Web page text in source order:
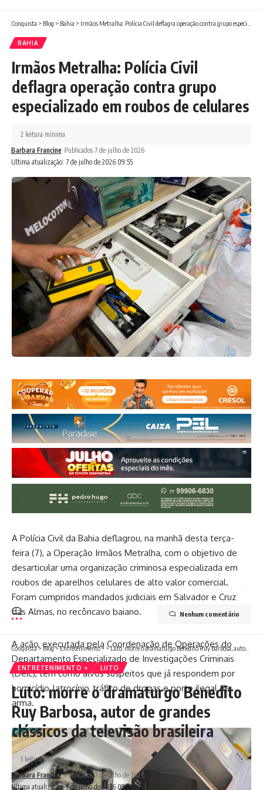
Conquista > Blog > Bahia > Irmãos Metralha: Polícia Civil deflagra operação contra grupo especializado em roubos de celulares
BAHIA
Irmãos Metralha: Polícia Civil
deflagra operação contra grupo
especializado em roubos de celulares
Ultima atualização: 7 de julho de 2026 09:55
Barbara Francine Publicados 7 de julho de 2026
2 leitura mínima
A Polícia Civil da Bahia deflagrou, na manhã desta terça-
feira (7), a Operação Irmãos Metralha, com o objetivo de
desarticular uma organização criminosa especializada em
roubos de aparelhos celulares de alto valor comercial.
Foram cumpridos mandados judiciais em Salvador e Cruz
das Almas, no recôncavo baiano.
A ação, executada pela Coordenação de Operações do
Departamento Especializado de Investigações Criminais
(Deic), tem como alvos suspeitos que já respondem por
homicídio, latrocínio, tráfico de drogas e porte ilegal de
arma.
Nenhum comentário
Conquista> Blog>Entretenimento + >Luto: morre o dramaturgo Benedito Ruy Barbosa, autor de grandes clássicos da televisão brasileira
ENTRETENIMENTO + LUTO
Luto: morre o dramaturgo Benedito
Ruy Barbosa, autor de grandes
clássicos da televisão brasileira
Ultima atualização: 7 de julho de 2026 09:43
Barbara Francine Publicados 7 de julho de 2026
1 leitura mínima